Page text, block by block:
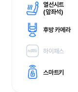
열선시트
(앞좌석)
후방 카메라
하이패스
스마트키